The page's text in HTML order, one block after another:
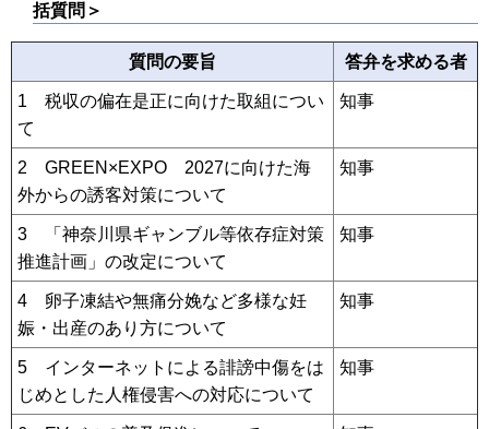
括質問＞
質問の要旨 答弁を求める者
1 税収の偏在是正に向けた取組につい
て
知事
2 GREEN×EXPO 2027に向けた海
外からの誘客対策について
知事
3 「神奈川県ギャンブル等依存症対策
推進計画」の改定について
知事
4 卵子凍結や無痛分娩など多様な妊
娠・出産のあり方について
知事
5 インターネットによる誹謗中傷をは
じめとした人権侵害への対応について
知事